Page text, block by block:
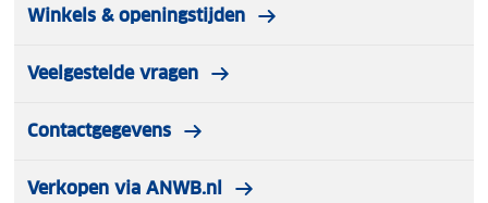
Winkels & openingstijden
Veelgestelde vragen
Contactgegevens
Verkopen via ANWB.nl